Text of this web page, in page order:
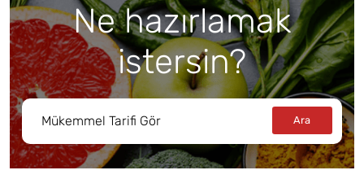
Ne hazırlamak
istersin?